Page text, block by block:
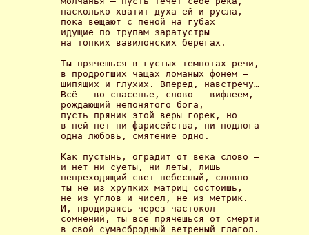
насколько хватит духа ей и русла,
пока вещают с пеной на губах
идущие по трупам заратустры
на топких вавилонских берегах.
Ты прячешься в густых темнотах речи,
в продрогших чащах ломаных фонем –
шипящих и глухих. Вперед, навстречу…
Всё – во спасенье, слово – вифлеем,
рождающий непонятого бога,
пусть пряник этой веры горек, но
в ней нет ни фарисейства, ни подлога –
одна любовь, смятение одно.
Как пустынь, оградит от века слово –
и нет ни суеты, ни леты, лишь
непреходящий свет небесный, словно
ты не из хрупких матриц состоишь,
не из углов и чисел, не из метрик.
И, продираясь через частокол
сомнений, ты всё прячешься от смерти
в свой сумасбродный ветреный глагол.